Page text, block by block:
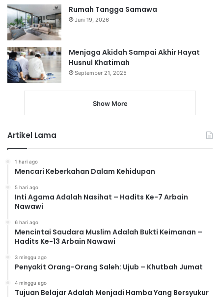
Rumah Tangga Samawa
Juni 19, 2026
Menjaga Akidah Sampai Akhir Hayat
Husnul Khatimah
September 21, 2025
Show More
Artikel Lama
1 hari ago
Mencari Keberkahan Dalam Kehidupan
5 hari ago
Inti Agama Adalah Nasihat – Hadits Ke-7 Arbain
Nawawi
6 hari ago
Mencintai Saudara Muslim Adalah Bukti Keimanan –
Hadits Ke-13 Arbain Nawawi
3 minggu ago
Penyakit Orang-Orang Saleh: Ujub – Khutbah Jumat
4 minggu ago
Tujuan Belajar Adalah Menjadi Hamba Yang Bersyukur